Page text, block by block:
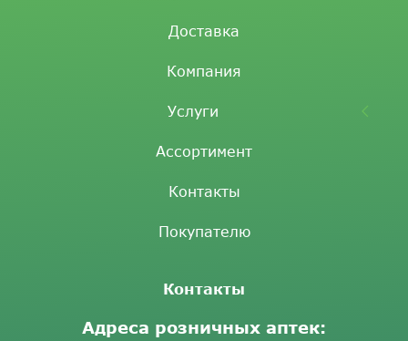
Доставка
Компания
Услуги
Ассортимент
Контакты
Покупателю
Контакты
Адреса розничных аптек: